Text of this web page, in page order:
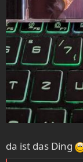
da ist das Ding